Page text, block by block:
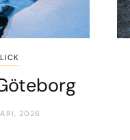
2026